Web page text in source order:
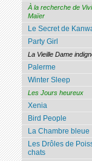
À la recherche de
Maïer
Le Secret de
Party Girl
La Vieille Dame
Palerme
Winter Sleep
Les Jours heureux
Xenia
Bird People
La Chambre bleue
Les Drôles de
chats